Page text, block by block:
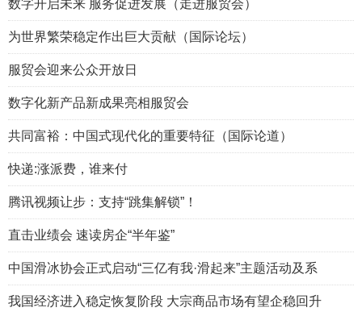
数字开启未来 服务促进发展（走进服贸会）
为世界繁荣稳定作出巨大贡献（国际论坛）
服贸会迎来公众开放日
数字化新产品新成果亮相服贸会
共同富裕：中国式现代化的重要特征（国际论道）
快递:涨派费，谁来付
腾讯视频让步：支持“跳集解锁”！
直击业绩会 速读房企“半年鉴”
中国滑冰协会正式启动“三亿有我·滑起来”主题活动及系
我国经济进入稳定恢复阶段 大宗商品市场有望企稳回升